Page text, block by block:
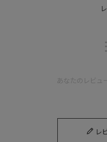
パ
あなたのレビュ
レ